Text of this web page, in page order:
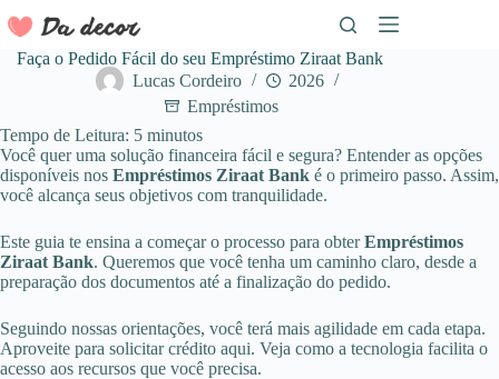
para
conteúdo
Faça o Pedido Fácil do seu Empréstimo Ziraat Bank
Lucas Cordeiro
2026
Empréstimos
Tempo de Leitura: 5 minutos
Você quer uma solução financeira fácil e segura? Entender as opções
disponíveis nos Empréstimos Ziraat Bank é o primeiro passo. Assim,
você alcança seus objetivos com tranquilidade.
Este guia te ensina a começar o processo para obterEmpréstimos
Ziraat Bank. Queremos que você tenha um caminho claro, desde a
preparação dos documentos até a finalização do pedido.
Seguindo nossas orientações, você terá mais agilidade em cada etapa.
Aproveite para solicitar crédito aqui. Veja como a tecnologia facilita o
acesso aos recursos que você precisa.